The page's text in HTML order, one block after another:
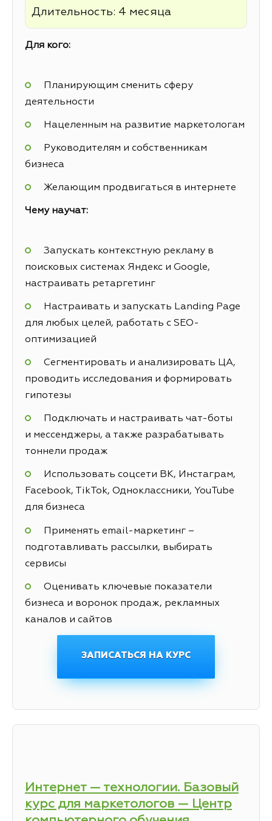
Длительность: 4 месяца
Для кого:
Планирующим сменить сферу
деятельности
Нацеленным на развитие маркетологам
Руководителям и собственникам
бизнеса
Желающим продвигаться в интернете
Чему научат:
Запускать контекстную рекламу в
поисковых системах Яндекс и Google,
настраивать ретаргетинг
Настраивать и запускать Landing Page
для любых целей, работать с SEO-
оптимизацией
Сегментировать и анализировать ЦА,
проводить исследования и формировать
гипотезы
Подключать и настраивать чат-боты
и мессенджеры, а также разрабатывать
тоннели продаж
Использовать соцсети ВК, Инстаграм,
Facebook, TikTok, Одноклассники, YouTube
для бизнеса
Применять email-маркетинг –
подготавливать рассылки, выбирать
сервисы
Оценивать ключевые показатели
бизнеса и воронок продаж, рекламных
каналов и сайтов
ЗАПИСАТЬСЯ НА КУРС
Интернет — технологии. Базовый
курс для маркетологов — Центр